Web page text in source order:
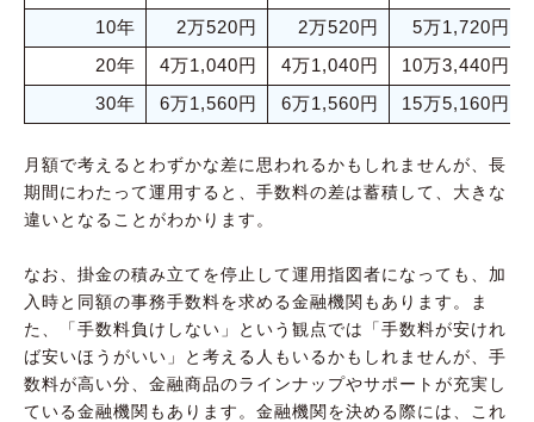
10年
2万520円 2万520円
5万1,720円
20年
4万1,040円 4万1,040円 10万3,440円
30年
6万1,560円 6万1,560円 15万5,160円
月額で考えるとわずかな差に思われるかもしれませんが、長
期間にわたって運用すると、手数料の差は蓄積して、大きな
違いとなることがわかります。
なお、掛金の積み立てを停止して運用指図者になっても、加
入時と同額の事務手数料を求める金融機関もあります。ま
た、「手数料負けしない」という観点では「手数料が安けれ
ば安いほうがいい」と考える人もいるかもしれませんが、手
数料が高い分、金融商品のラインナップやサポートが充実し
ている金融機関もあります。金融機関を決める際には、これ